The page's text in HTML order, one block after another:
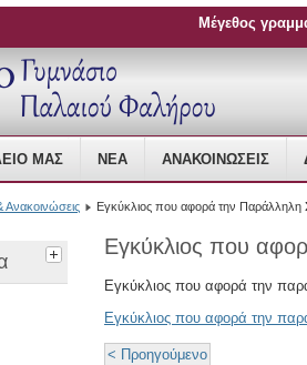
Management
ΜΑΣ ΝΈΑ ΑΝΑΚΟΙΝΏΣΕΙΣ
Μέγεθος
Ανακοινώσεις Εγκύκλιος που αφορά την Παράλληλη
Εγκύκλιος που
Εγκύκλιος που αφορά την
Εγκύκλιος που αφορά την
< Προηγούμενο